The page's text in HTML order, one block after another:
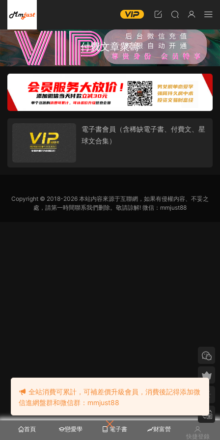
付費文章衆籌
電子書會員（含稀缺電子書、付費文、星
球文合集）
首頁 戀愛學 電子書
财富營
快捷登錄
Copyright © 2018-2026 本站内容來源于互聯網，如果有侵權内容、不妥之
處，請第一時間聯系我們删除。敬請諒解! 微信：mmjust88
全站消費可累計，可補差價升級會員，消費後記得添加微
信進網盤群和微信群：mmjust88